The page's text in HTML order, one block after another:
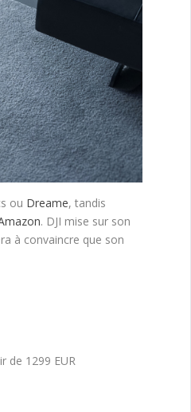
ou Dreame, tandis
. DJI mise sur son
à convaincre que son
de 1299 EUR